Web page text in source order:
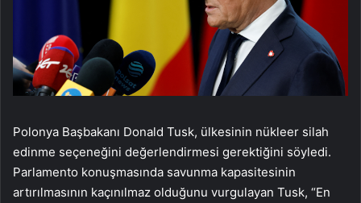
Polonya Başbakanı Donald Tusk, ülkesinin nükleer silah
edinme seçeneğini değerlendirmesi gerektiğini söyledi.
Parlamento konuşmasında savunma kapasitesinin
artırılmasının kaçınılmaz olduğunu vurgulayan Tusk, “En